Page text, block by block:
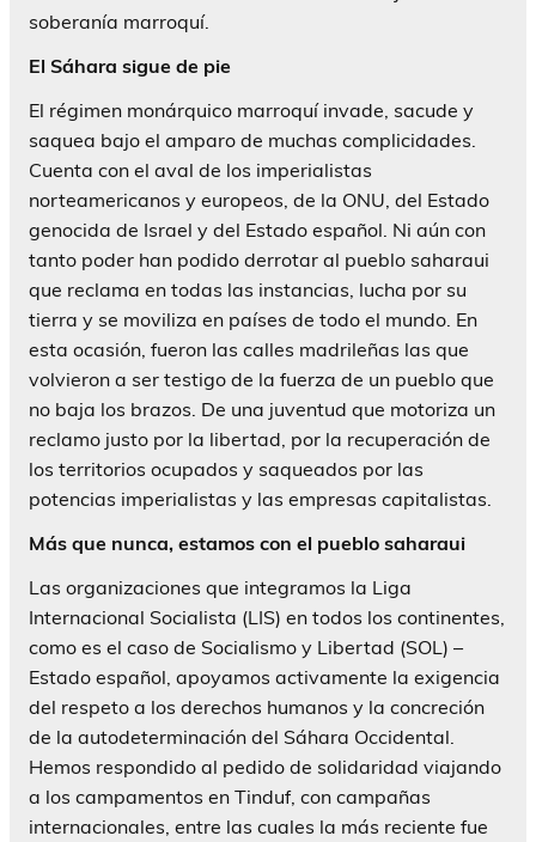
soberanía marroquí.
El Sáhara sigue de pie
El régimen monárquico marroquí invade, sacude y
saquea bajo el amparo de muchas complicidades.
Cuenta con el aval de los imperialistas
norteamericanos y europeos, de la ONU, del Estado
genocida de Israel y del Estado español. Ni aún con
tanto poder han podido derrotar al pueblo saharaui
que reclama en todas las instancias, lucha por su
tierra y se moviliza en países de todo el mundo. En
esta ocasión, fueron las calles madrileñas las que
volvieron a ser testigo de la fuerza de un pueblo que
no baja los brazos. De una juventud que motoriza un
reclamo justo por la libertad, por la recuperación de
los territorios ocupados y saqueados por las
potencias imperialistas y las empresas capitalistas.
Más que nunca, estamos con el pueblo saharaui
Las organizaciones que integramos la Liga
Internacional Socialista (LIS) en todos los continentes,
como es el caso de Socialismo y Libertad (SOL) –
Estado español, apoyamos activamente la exigencia
del respeto a los derechos humanos y la concreción
de la autodeterminación del Sáhara Occidental.
Hemos respondido al pedido de solidaridad viajando
a los campamentos en Tinduf, con campañas
internacionales, entre las cuales la más reciente fue